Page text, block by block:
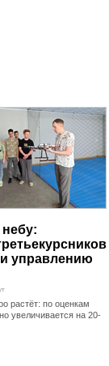
управлению
растёт: по оценкам
увеличивается на 20-